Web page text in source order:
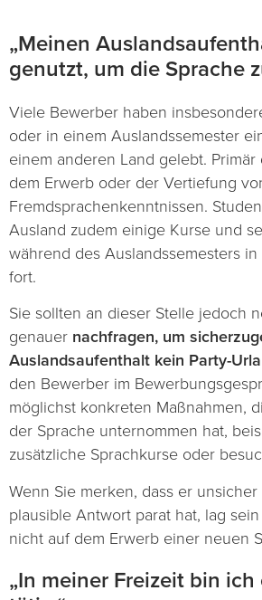
„Meinen
genutzt, um die Sprache
Viele Bewerber haben
oder in einem Auslandssemester
einem anderen Land gelebt.
dem Erwerb oder der Vertiefung
Fremdsprachenkenntnissen.
Ausland zudem einige Kurse und
während des Auslandssemesters
fort.
Sie sollten an dieser Stelle jedoch
genauer nachfragen, um
Auslandsaufenthalt kein Party-
den Bewerber im
möglichst konkreten Maßnahmen,
der Sprache unternommen hat,
zusätzliche Sprachkurse oder
Wenn Sie merken, dass er
plausible Antwort parat hat, lag
nicht auf dem Erwerb einer neuen
„In meiner Freizeit bin